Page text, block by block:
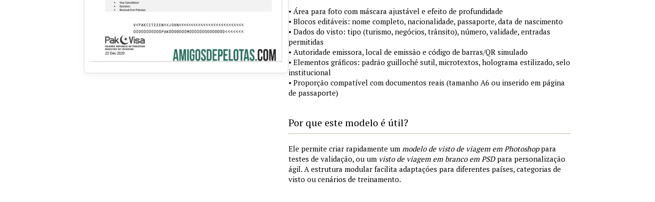
• Área para foto com máscara ajustável e efeito de profundidade
• Blocos editáveis: nome completo, nacionalidade, passaporte, data de nascimento
• Dados do visto: tipo (turismo, negócios, trânsito), número, validade, entradas
permitidas
• Autoridade emissora, local de emissão e código de barras/QR simulado
• Elementos gráficos: padrão guilloché sutil, microtextos, holograma estilizado, selo
institucional
• Proporção compatível com documentos reais (tamanho A6 ou inserido em página
de passaporte)
Por que este modelo é útil?
Ele permite criar rapidamente um modelo de visto de viagem em Photoshoppara
testes de validação, ou um visto de viagem em branco em PSDpara personalização
ágil. A estrutura modular facilita adaptações para diferentes países, categorias de
visto ou cenários de treinamento.